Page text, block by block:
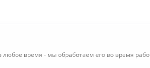
любое время - мы обработаем его во время